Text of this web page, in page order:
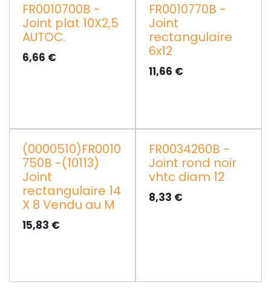
FR0010700B -
Joint plat 10X2,5
AUTOC.
6,66 €
FR0010770B -
Joint
rectangulaire
6x12
11,66 €
(0000510)FR0010
750B -(10113)
Joint
rectangulaire 14
X 8 Vendu au M
15,83 €
FR0034260B -
Joint rond noir
vhtc diam 12
8,33 €